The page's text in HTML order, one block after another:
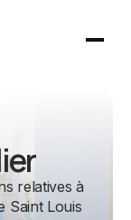
relatives à
Saint Louis